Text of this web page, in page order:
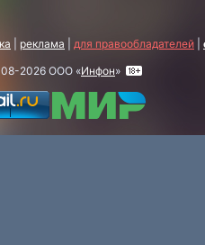
реклама для правообладателей
2026 ООО «Инфон»